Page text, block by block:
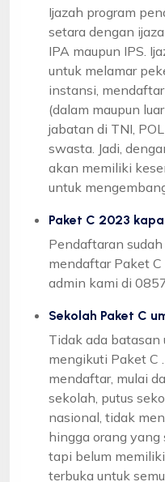
Ijazah program
setara dengan
IPA maupun IPS.
untuk melamar
instansi,
(dalam maupun
jabatan di TNI,
swasta. Jadi,
akan memiliki
untuk
Paket C 2023
Pendaftaran
mendaftar Paket
admin kami di
Sekolah Paket C
Tidak ada batasan
mengikuti Paket C
mendaftar, mulai
sekolah, putus
nasional, tidak
hingga orang yang
tapi belum
terbuka untuk